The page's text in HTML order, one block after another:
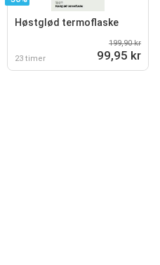
Høstglød termoflaske
23 timer
199,90 kr
99,95 kr